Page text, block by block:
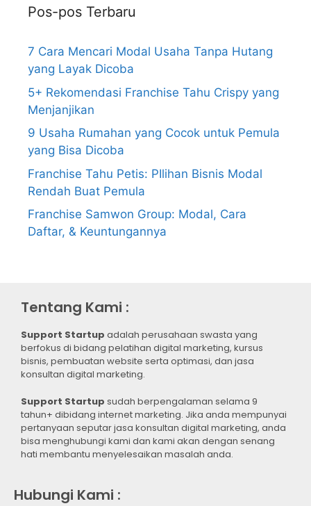
Pos-pos Terbaru
7 Cara Mencari Modal Usaha Tanpa Hutang
yang Layak Dicoba
5+ Rekomendasi Franchise Tahu Crispy yang
Menjanjikan
9 Usaha Rumahan yang Cocok untuk Pemula
yang Bisa Dicoba
Franchise Tahu Petis: PIlihan Bisnis Modal
Rendah Buat Pemula
Franchise Samwon Group: Modal, Cara
Daftar, & Keuntungannya
Tentang Kami :
Support Startup adalah perusahaan swasta yang
berfokus di bidang pelatihan digital marketing, kursus
bisnis, pembuatan website serta optimasi, dan jasa
konsultan digital marketing.
Support Startup sudah berpengalaman selama 9
tahun+ dibidang internet marketing. Jika anda mempunyai
pertanyaan seputar jasa konsultan digital marketing, anda
bisa menghubungi kami dan kami akan dengan senang
hati membantu menyelesaikan masalah anda.
Hubungi Kami :